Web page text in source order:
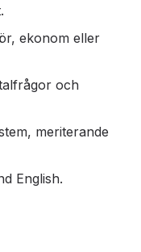
ekonom eller
och
meriterande
English.